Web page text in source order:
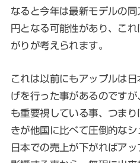
なると今年は最新モデルの
円となる可能性があり、こ
がりが考えられます。
これは以前にもアップルは
げを行った事があるのです
も重要視している事、つま
きが他国に比べて圧倒的なシ
日本での売上が下がればア